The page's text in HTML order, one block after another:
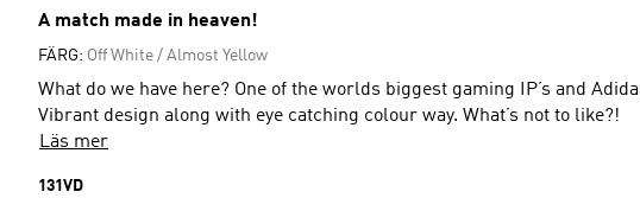
A match made in heaven!
FÄRG: Off White / Almost Yellow
What do we have here? One of the worlds biggest gaming IP’s and
Vibrant design along with eye catching colour way. What’s not to like?!
Läs mer
131VD